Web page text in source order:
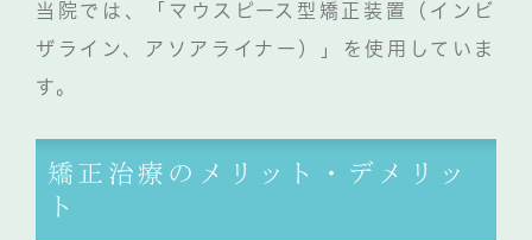
当院では、「マウスピース型矯正装置（インビ
ザライン、アソアライナー）」を使用していま
す。
矯正治療のメリット・デメリッ
ト